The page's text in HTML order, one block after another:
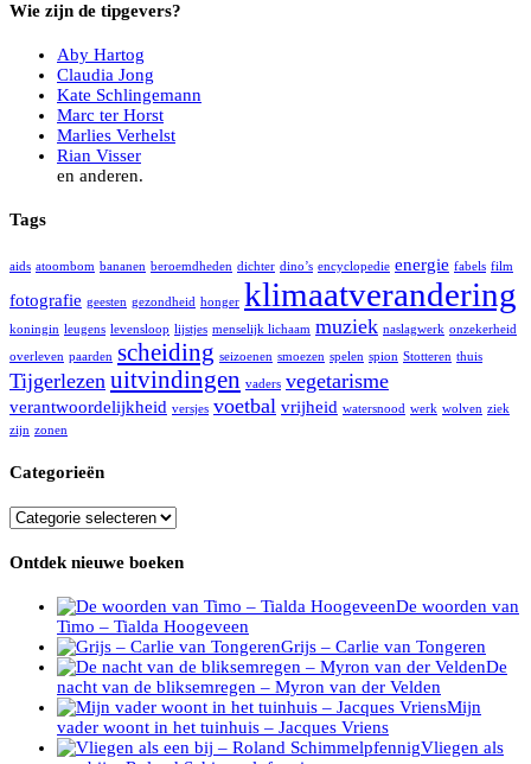
Wie zijn de tipgevers?
Aby Hartog
Claudia Jong
Kate Schlingemann
Marc ter Horst
Marlies Verhelst
Rian Visser
en anderen.
Tags
aids atoombom bananen beroemdheden dichter dino’s encyclopedie energie fabels film
fotografie geesten gezondheid honger klimaatverandering
koningin leugens levensloop lijstjes menselijk lichaam muziek naslagwerk onzekerheid
overleven paarden scheiding seizoenen smoezen spelen spion Stotteren thuis
Tijgerlezen uitvindingen vaders vegetarisme
verantwoordelijkheid versjes voetbal vrijheid watersnood werk wolven ziek
zijn zonen
Categorieën
Categorieën
Ontdek nieuwe boeken
De woorden van
Timo – Tialda Hoogeveen
Grijs – Carlie van Tongeren
De
nacht van de bliksemregen – Myron van der Velden
Mijn
vader woont in het tuinhuis – Jacques Vriens
Vliegen als